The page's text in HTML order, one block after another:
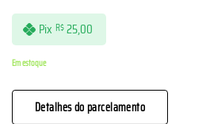
Pix R$25,00
Em estoque
Detalhes do parcelamento